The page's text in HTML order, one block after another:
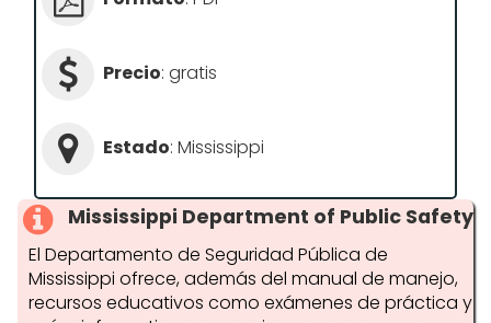
Precio: gratis
Estado: Mississippi
Mississippi Department of Public Safety
El Departamento de Seguridad Pública de
Mississippi ofrece, además del manual de manejo,
recursos educativos como exámenes de práctica y